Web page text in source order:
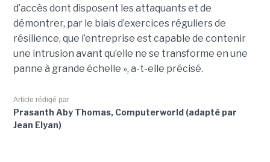
d’accès dont disposent les attaquants et de
démontrer, par le biais d’exercices réguliers de
résilience, que l’entreprise est capable de contenir
une intrusion avant qu’elle ne se transforme en une
panne à grande échelle », a-t-elle précisé.
Article rédigé par
Prasanth Aby Thomas, Computerworld (adapté par
Jean Elyan)